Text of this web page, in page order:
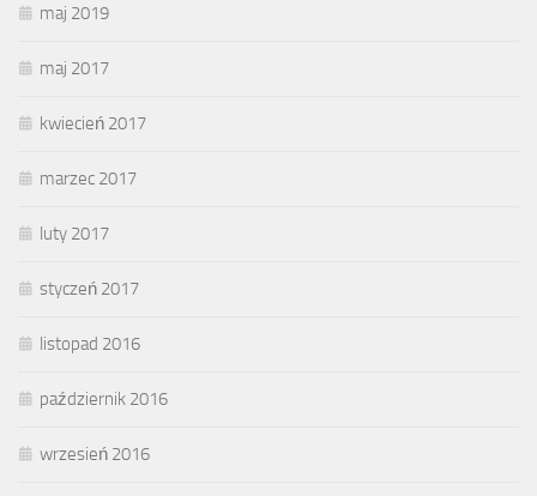
maj 2019
maj 2017
kwiecień 2017
marzec 2017
luty 2017
styczeń 2017
listopad 2016
październik 2016
wrzesień 2016